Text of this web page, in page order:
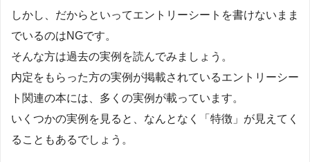
しかし、だからといってエントリーシートを書けないまま
でいるのはNGです。
そんな方は過去の実例を読んでみましょう。
内定をもらった方の実例が掲載されているエントリーシー
ト関連の本には、多くの実例が載っています。
いくつかの実例を見ると、なんとなく「特徴」が見えてく
ることもあるでしょう。